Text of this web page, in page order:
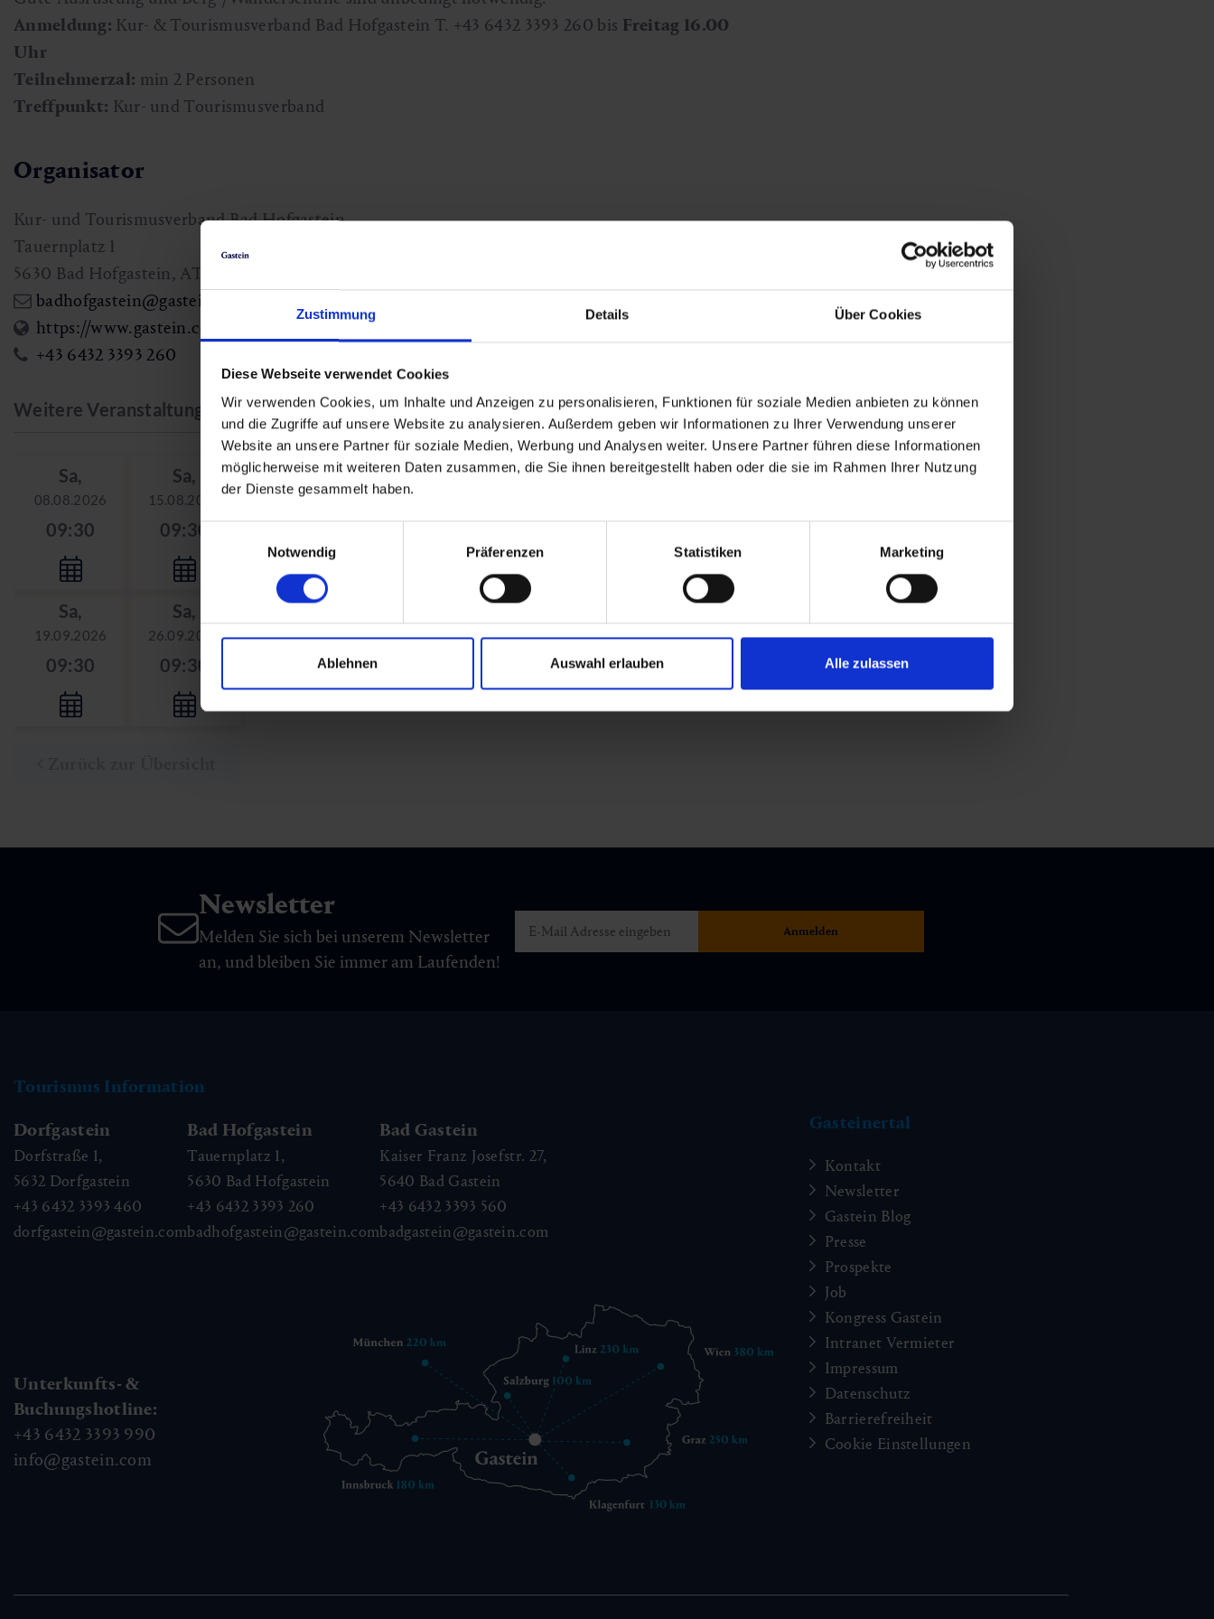
Zustimmung Details Über Cookies
Diese Webseite verwendet Cookies
Wir verwenden Cookies, um Inhalte und Anzeigen zu personalisieren, Funktionen für soziale Medien anbieten zu können
und die Zugriffe auf unsere Website zu analysieren. Außerdem geben wir Informationen zu Ihrer Verwendung unserer
Website an unsere Partner für soziale Medien, Werbung und Analysen weiter. Unsere Partner führen diese Informationen
möglicherweise mit weiteren Daten zusammen, die Sie ihnen bereitgestellt haben oder die sie im Rahmen Ihrer Nutzung
der Dienste gesammelt haben.
Notwendig
Präferenzen Statistiken Marketing
Ablehnen Auswahl erlauben Alle zulassen
Anmeldung: Kur- & Tourismusverband Bad Hofgastein T. +43 6432 3393 260 bis Freitag 16.00
Uhr
Teilnehmerzal: min 2 Personen
Treffpunkt: Kur- und Tourismusverband
Organisator
Kur- und Tourismusverband Bad Hofgastein
Tauernplatz 1
5630 Bad Hofgastein, AT
badhofgastein@gastein.com
https://www.gastein.com/gastein/gasteinertal/bad-hofgastein/
+43 6432 3393 260
Weitere Veranstaltungstage
Sa,
08.08.2026
09:30
Sa,
15.08.2026
09:30
Sa,
22.08.2026
Sa,
29.08.2026
Sa, Sa,
Sa,
19.09.2026
09:30
Sa,
26.09.2026
09:30
Newsletter
Melden Sie sich bei unserem Newsletter
an, und bleiben Sie immer am Laufenden!
Tourismus Information
Dorfgastein
Dorfstraße 1,
5632 Dorfgastein
+43 6432 3393 460
dorfgastein@gastein.com
Bad Hofgastein
Tauernplatz 1,
5630 Bad Hofgastein
+43 6432 3393 260
badhofgastein@gastein.com
Bad Gastein
Kaiser Franz Josefstr. 27,
5640 Bad Gastein
+43 6432 3393 560
badgastein@gastein.com
Unterkunfts- &
Buchungshotline:
+43 6432 3393 990
info@gastein.com
Gasteinertal
Kontakt
Newsletter
Gastein Blog
Presse
Prospekte
Job
Kongress Gastein
Intranet Vermieter
Impressum
Datenschutz
Barrierefreiheit
Cookie Einstellungen